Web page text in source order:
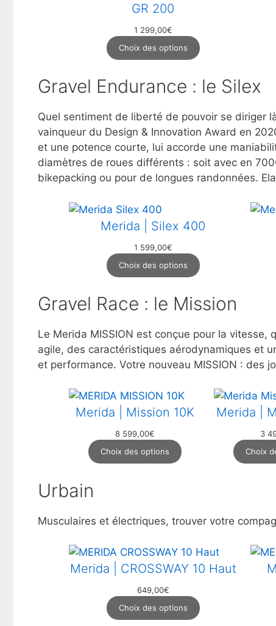
GR 200
1 299,00€
Choix des options
Gravel Endurance : le Silex
Quel sentiment de liberté de pouvoir se diriger
vainqueur du Design & Innovation Award en
et une potence courte, lui accorde une
diamètres de roues différents : soit avec en
bikepacking ou pour de longues randonnées.
Merida | Silex 400
1 599,00€
Choix des options
Gravel Race : le Mission
Le Merida MISSION est conçue pour la
agile, des caractéristiques aérodynamiques et
et performance. Votre nouveau MISSION : des
Merida | Mission 10K
8 599,00€
Choix des options
Merida |
3
Choix
Urbain
Musculaires et électriques, trouver votre
Merida | CROSSWAY 10 Haut
649,00€
Choix des options